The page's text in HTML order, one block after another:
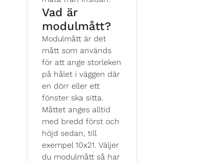
Vad är
modulmått?
Modulmått är det
mått som används
för att ange storleken
på hålet i väggen där
en dörr eller ett
fönster ska sitta.
Måttet anges alltid
med bredd först och
höjd sedan, till
exempel 10x21. Väljer
du modulmått så har